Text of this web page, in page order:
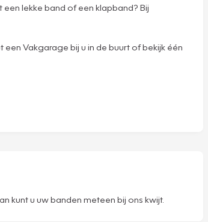
lekke band of een klapband? Bij
Vakgarage bij u in de buurt of bekijk één
kunt u uw banden meteen bij ons kwijt.